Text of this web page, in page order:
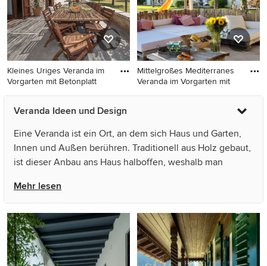
Kleines Uriges Veranda im
Vorgarten mit Betonplatt
Kleines Uriges Veranda im
Vorgarten mit Betonplatten
Mittelgroßes Mediterranes
Veranda im Vorgarten mit
Mittelgroßes Mediterranes
Veranda im Vorgarten mit
Beleuchtung in Sonstige
Veranda Ideen und Design
Eine Veranda ist ein Ort, an dem sich Haus und Garten,
Innen und Außen berühren. Traditionell aus Holz gebaut,
ist dieser Anbau ans Haus halboffen, weshalb man
Nahezu jeder kennt das amerikanische Veranda-Design
mit Holzdielen, verzierten Geländern und einer Schaukel.
Der Anbau bietet die Möglichkeit auch bei Wind und
Wetter den Garten zu genießen und sich an der frischen
Luft zu entspannen. Gleichzeitig schützen Verandas vor
direkter Sonneneinstrahlung. Verlegen Sie Ihren
Mehr lesen